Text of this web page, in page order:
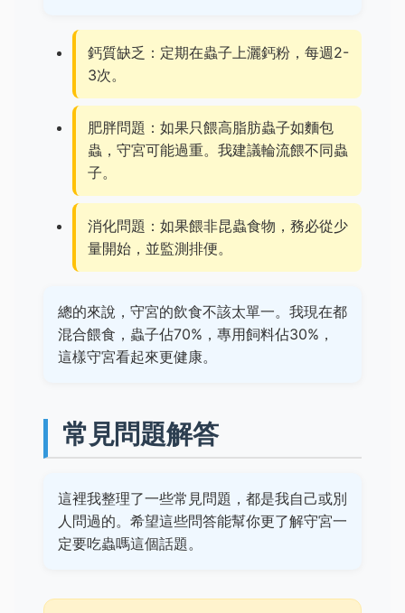
鈣質缺乏：定期在蟲子上灑鈣粉，每週2-
3次。
肥胖問題：如果只餵高脂肪蟲子如麵包
蟲，守宮可能過重。我建議輪流餵不同蟲
子。
消化問題：如果餵非昆蟲食物，務必從少
量開始，並監測排便。
總的來說，守宮的飲食不該太單一。我現在都
混合餵食，蟲子佔70%，專用飼料佔30%，
這樣守宮看起來更健康。
常見問題解答
這裡我整理了一些常見問題，都是我自己或別
人問過的。希望這些問答能幫你更了解守宮一
定要吃蟲嗎這個話題。